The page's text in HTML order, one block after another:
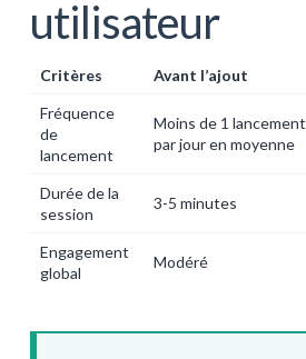
utilisateur
Critères Avant l’ajout
Fréquence
de
lancement
Moins de 1 lancement
par jour en moyenne
Durée de la
session
3-5 minutes
Engagement
global
Modéré